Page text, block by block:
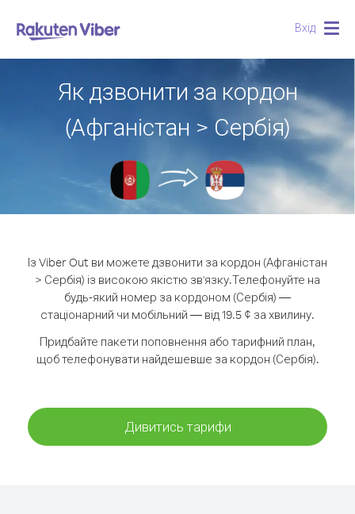
Вхід
Як дзвонити за кордон
(Афганістан > Сербія)
Із Viber Out ви можете дзвонити за кордон (Афганістан
> Сербія) із високою якістю зв'язку.Телефонуйте на
будь-який номер за кордоном (Сербія) —
стаціонарний чи мобільний — від 19.5 ¢ за хвилину.
Придбайте пакети поповнення або тарифний план,
щоб телефонувати найдешевше за кордон (Сербія).
Дивитись тарифи